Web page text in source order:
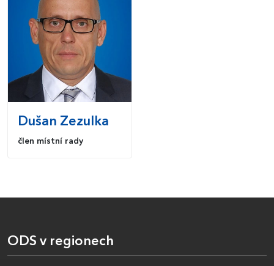
Dušan Zezulka
člen místní rady
ODS v regionech